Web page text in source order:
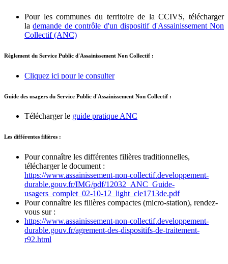
Pour les communes du territoire de la CCIVS, télécharger
lademande de contrôle d'un dispositif d'Assainissement Non
Collectif (ANC)
Règlement du Service Public d'Assainissement Non Collectif :
Cliquez ici pour le consulter
Guide des usagers du Service Public d'Assainissement Non Collectif :
Télécharger le guide pratique ANC
Les différentes filières :
Pour connaître les différentes filières traditionnelles,
télécharger le document :
https://www.assainissement-non-collectif.developpement-
durable.gouv.fr/IMG/pdf/12032_ANC_Guide-
usagers_complet_02-10-12_light_cle1713de.pdf
Pour connaître les filières compactes (micro-station), rendez-
vous sur :
https://www.assainissement-non-collectif.developpement-
durable.gouv.fr/agrement-des-dispositifs-de-traitement-
r92.html